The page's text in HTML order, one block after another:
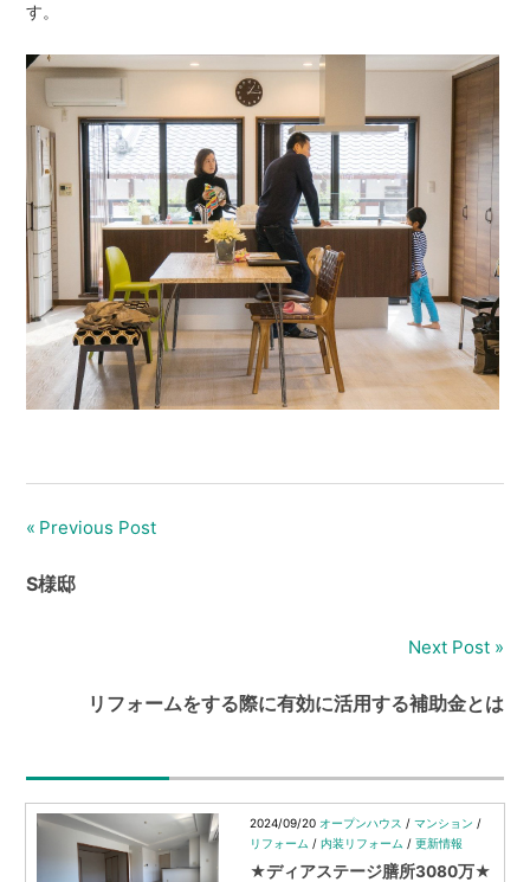
す。
投
稿
シ
ョ
Previous Post
S様邸
Next Post
リフォームをする際に有効に活用する補助金とは
2024/09/20 オープンハウス / マンション /
リフォーム / 内装リフォーム / 更新情報
★ディアステージ膳所3080万★